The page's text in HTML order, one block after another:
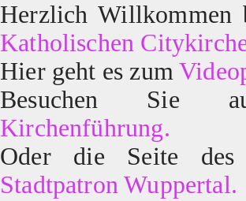
Herzlich
Katholischen
Hier geht es zum
Besuchen
Kirchenführung.
Oder die Seite des
Stadtpatron Wuppertal.